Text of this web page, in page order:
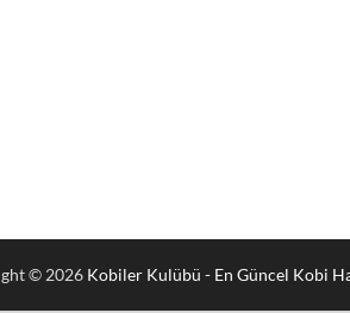
© 2026 Kobiler Kulübü - En Güncel Kobi